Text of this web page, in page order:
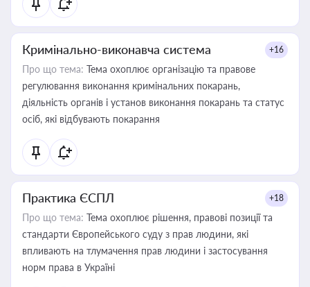
Кримінально-виконавча система +16
Про що тема: Тема охоплює організацію та правове
регулювання виконання кримінальних покарань,
діяльність органів і установ виконання покарань та статус
осіб, які відбувають покарання
Практика ЄСПЛ +18
Про що тема: Тема охоплює рішення, правові позиції та
стандарти Європейського суду з прав людини, які
впливають на тлумачення прав людини і застосування
норм права в Україні